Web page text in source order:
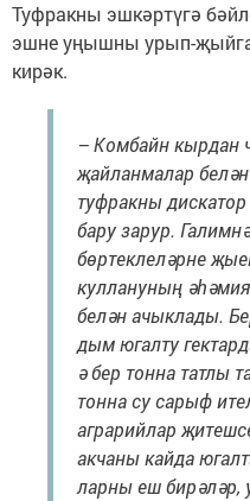
Туфракны эшкәртүгә
эшне уңышны урып-
кирәк.
– Комбайн кырдан
җайланмалар
туфракны
бару зарур.
бөр­тек­леләрне
куллануның
белән ачыклады.
дым югалту
ә бер тонна татлы
тонна су сарыф
аграрийлар
акчаны кайда
ларны еш бирәләр,